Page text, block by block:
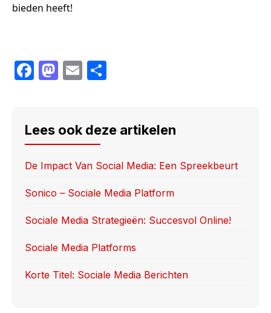
bieden heeft!
F
e
b
o
o
M
o
d
o
n
E
e
Lees ook deze artikelen
De Impact Van Social Media: Een Spreekbeurt
Sonico – Sociale Media Platform
Sociale Media Strategieën: Succesvol Online!
Sociale Media Platforms
Korte Titel: Sociale Media Berichten